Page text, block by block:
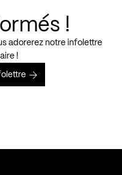
!
adorerez notre infolettre
!